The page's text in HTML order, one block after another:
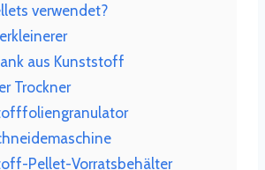
verwendet?
aus Kunststoff
Trockner
Pellet-Vorratsbehälter